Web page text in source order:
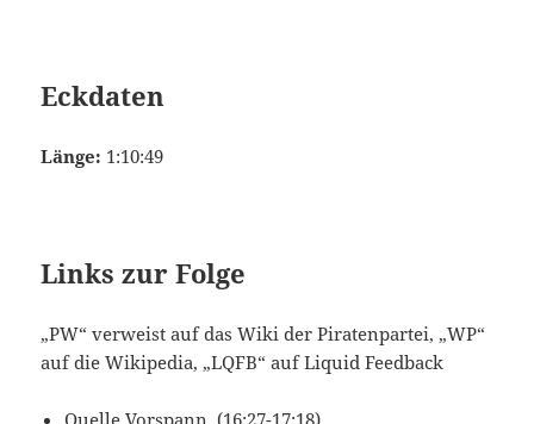
Eckdaten
Länge: 1:10:49
Links zur Folge
„PW“ verweist auf das Wiki der Piratenpartei, „WP“
auf die Wikipedia, „LQFB“ auf Liquid Feedback
Quelle Vorspann (16:27-17:18)